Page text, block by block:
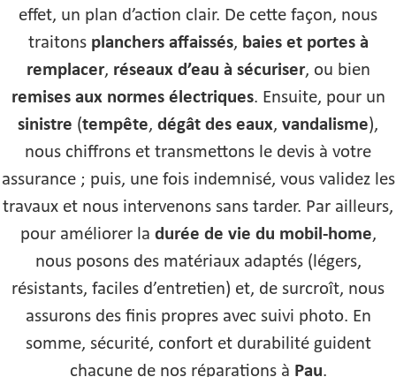
effet, un plan d’action clair. De cette façon, nous
traitons planchers affaissés, baies et portes à
remplacer, réseaux d’eau à sécuriser, ou bien
remises aux normes électriques. Ensuite, pour un
sinistre (tempête, dégât des eaux, vandalisme),
nous chiffrons et transmettons le devis à votre
assurance ; puis, une fois indemnisé, vous validez les
travaux et nous intervenons sans tarder. Par ailleurs,
pour améliorer la durée de vie du mobil-home,
nous posons des matériaux adaptés (légers,
résistants, faciles d’entretien) et, de surcroît, nous
assurons des finis propres avec suivi photo. En
somme, sécurité, confort et durabilité guident
chacune de nos réparations à Pau.